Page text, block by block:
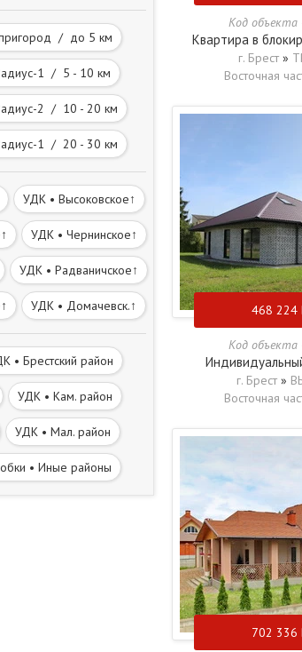
/ до 5 км
1 / 5 - 10 км
2 / 10 - 20 км
1 / 20 - 30 км
УДК • Высоковское↑
УДК • Чернинское↑
УДК • Радваничское↑
УДК • Домачевск.↑
• Брестский район
УДК • Кам. район
УДК • Мал. район
• Иные районы
Код объекта
Квартира в
г. Брест »
Восточная
468 224
Код объекта
г. Брест »
Восточная
702 336